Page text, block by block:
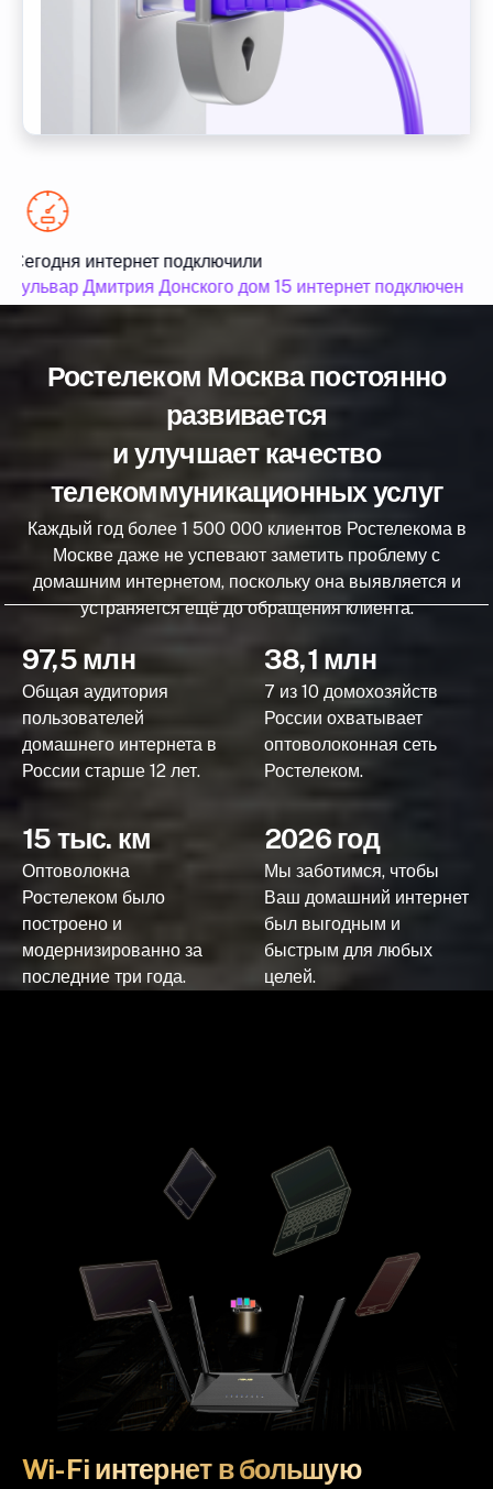
Сегодня интернет подключили
бульвар Дмитрия Донского дом 15 интернет подключен
Ростелеком Москва постоянно
развивается
и улучшает качество
телекоммуникационных услуг
Каждый год более 1 500 000 клиентов Ростелекома в
Москве даже не успевают заметить проблему с
домашним интернетом, поскольку она выявляется и
устраняется ещё до обращения клиента.
97,5 млн
Общая аудитория
пользователей
домашнего интернета в
России старше 12 лет.
38,1 млн
7 из 10 домохозяйств
России охватывает
оптоволоконная сеть
Ростелеком.
15 тыс. км
Оптоволокна
Ростелеком было
построено и
модернизированно за
последние три года.
2026 год
Мы заботимся, чтобы
Ваш домашний интернет
был выгодным и
быстрым для любых
целей.
Wi-Fi интернет в большую